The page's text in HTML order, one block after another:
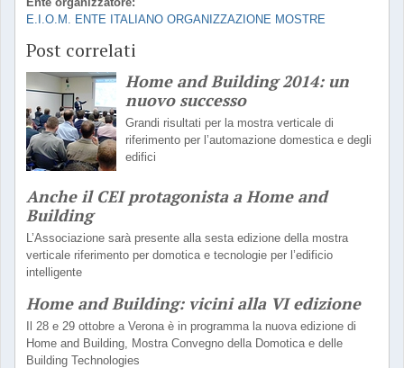
E.I.O.M. ENTE ITALIANO ORGANIZZAZIONE MOSTRE
Post correlati
Home and Building 2014: un
nuovo successo
Grandi risultati per la mostra verticale di
riferimento per l’automazione domestica e degli
edifici
Anche il CEI protagonista a Home and
Building
L’Associazione sarà presente alla sesta edizione della mostra
verticale riferimento per domotica e tecnologie per l’edificio
intelligente
Home and Building: vicini alla VI edizione
Il 28 e 29 ottobre a Verona è in programma la nuova edizione di
Home and Building, Mostra Convegno della Domotica e delle
Building Technologies